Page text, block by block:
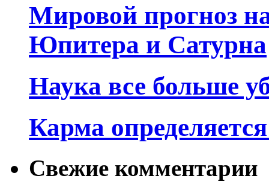
Мировой прогноз
Юпитера и Сатурна
Наука все больше
Карма
Свежие комментарии